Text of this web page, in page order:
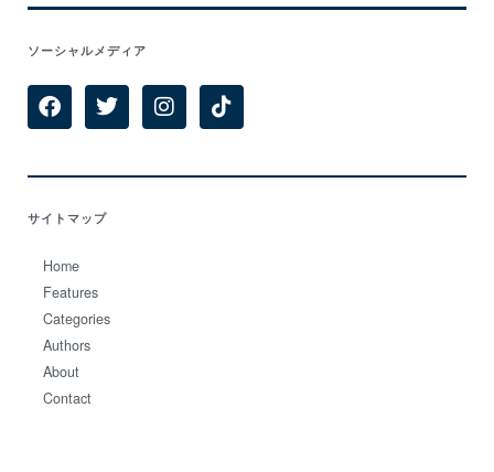
ソーシャルメディア
サイトマップ
Home
Features
Categories
Authors
About
Contact